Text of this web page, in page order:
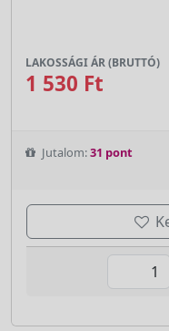
LAKOSSÁGI ÁR (BRUTTÓ)
1 530 Ft
Jutalom:31 pont